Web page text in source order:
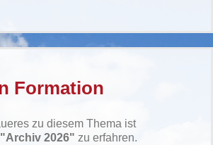
Formation
zu diesem Thema ist
"Archiv 2026" zu erfahren.